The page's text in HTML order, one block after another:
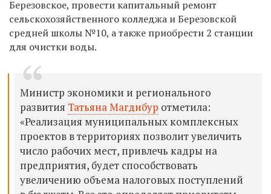
Березовское, провести капитальный ремонт
сельскохозяйственного колледжа и Березовской
средней школы №10, а также приобрести 2 станции
для очистки воды.
Министр экономики и регионального
развития Татьяна Магдибур отметила:
«Реализация муниципальных комплексных
проектов в территориях позволит увеличить
число рабочих мест, привлечь кадры на
предприятия, будет способствовать
увеличению объема налоговых поступлений